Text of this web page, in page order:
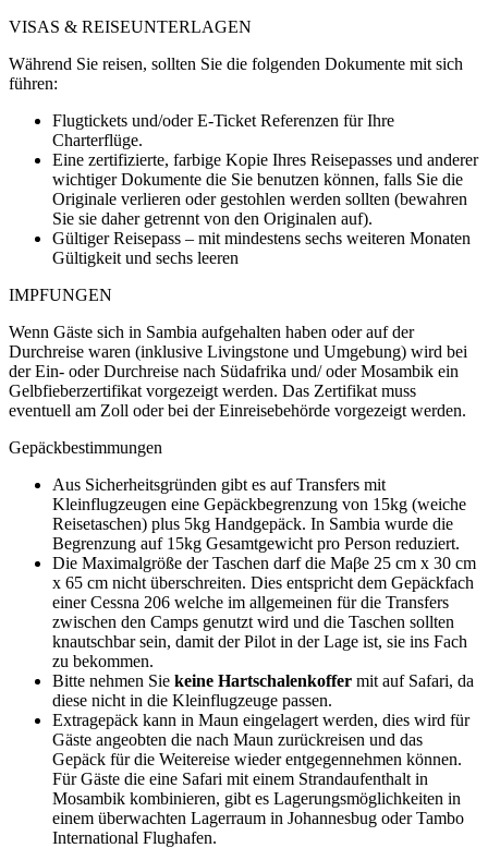
VISAS & REISEUNTERLAGEN
Während Sie reisen, sollten Sie die folgenden Dokumente mit sich
führen:
Flugtickets und/oder E-Ticket Referenzen für Ihre
Charterflüge.
Eine zertifizierte, farbige Kopie Ihres Reisepasses und anderer
wichtiger Dokumente die Sie benutzen können, falls Sie die
Originale verlieren oder gestohlen werden sollten (bewahren
Sie sie daher getrennt von den Originalen auf).
Gültiger Reisepass – mit mindestens sechs weiteren Monaten
Gültigkeit und sechs leeren
IMPFUNGEN
Wenn Gäste sich in Sambia aufgehalten haben oder auf der
Durchreise waren (inklusive Livingstone und Umgebung) wird bei
der Ein- oder Durchreise nach Südafrika und/ oder Mosambik ein
Gelbfieberzertifikat vorgezeigt werden. Das Zertifikat muss
eventuell am Zoll oder bei der Einreisebehörde vorgezeigt werden.
Gepäckbestimmungen
Aus Sicherheitsgründen gibt es auf Transfers mit
Kleinflugzeugen eine Gepäckbegrenzung von 15kg (weiche
Reisetaschen) plus 5kg Handgepäck. In Sambia wurde die
Begrenzung auf 15kg Gesamtgewicht pro Person reduziert.
Die Maximalgröße der Taschen darf die Maβe 25 cm x 30 cm
x 65 cm nicht überschreiten. Dies entspricht dem Gepäckfach
einer Cessna 206 welche im allgemeinen für die Transfers
zwischen den Camps genutzt wird und die Taschen sollten
knautschbar sein, damit der Pilot in der Lage ist, sie ins Fach
zu bekommen.
Bitte nehmen Sie keine Hartschalenkoffer mit auf Safari, da
diese nicht in die Kleinflugzeuge passen.
Extragepäck kann in Maun eingelagert werden, dies wird für
Gäste angeobten die nach Maun zurückreisen und das
Gepäck für die Weitereise wieder entgegennehmen können.
Für Gäste die eine Safari mit einem Strandaufenthalt in
Mosambik kombinieren, gibt es Lagerungsmöglichkeiten in
einem überwachten Lagerraum in Johannesbug oder Tambo
International Flughafen.